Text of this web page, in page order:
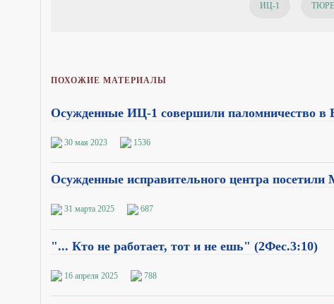
ИЦ-1
ПОХОЖИЕ МАТЕРИАЛЫ
Осужденные ИЦ-1 совершили паломничество в
30 мая 2023 1536
Осужденные исправительного центра
31 марта 2025 687
"... Кто не работает, тот и не ешь" (2Фес.3:10)
16 апреля 2025 788